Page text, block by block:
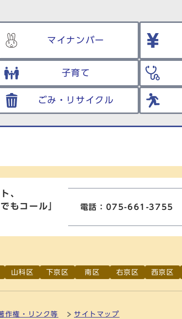
マイナンバー
子育て
ごみ・リサイクル
、
もコール」 電話：075-661-3755
山科区 下京区 南区 右京区 西京区
作権・リンク等 サイトマップ